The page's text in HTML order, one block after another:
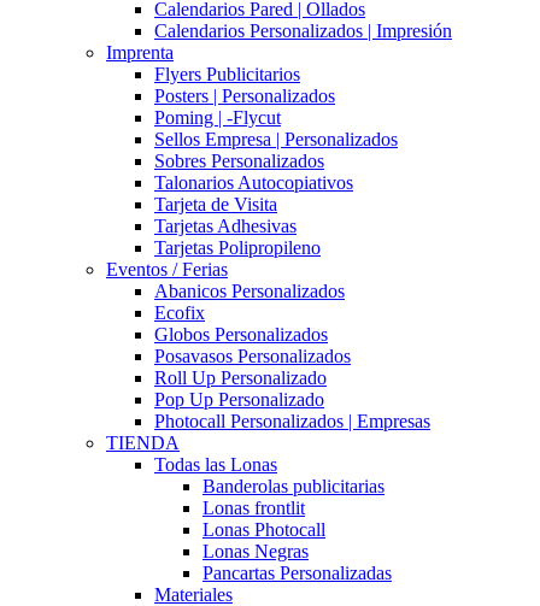
Calendarios Pared | Ollados
Calendarios Personalizados | Impresión
Imprenta
Flyers Publicitarios
Posters | Personalizados
Poming | -Flycut
Sellos Empresa | Personalizados
Sobres Personalizados
Talonarios Autocopiativos
Tarjeta de Visita
Tarjetas Adhesivas
Tarjetas Polipropileno
Eventos / Ferias
Abanicos Personalizados
Ecofix
Globos Personalizados
Posavasos Personalizados
Roll Up Personalizado
Pop Up Personalizado
Photocall Personalizados | Empresas
TIENDA
Todas las Lonas
Banderolas publicitarias
Lonas frontlit
Lonas Photocall
Lonas Negras
Pancartas Personalizadas
Materiales